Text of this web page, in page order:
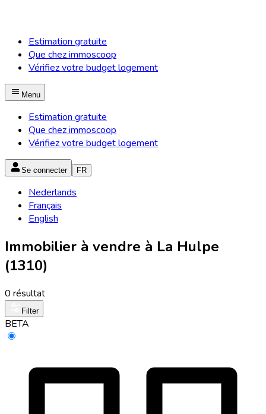
Estimation gratuite
Que chez immoscoop
Vérifiez votre budget logement
Menu
Estimation gratuite
Que chez immoscoop
Vérifiez votre budget logement
Se connecter FR
Nederlands
Français
English
Immobilier à vendre à La Hulpe
(1310)
0 résultat
Filter
BETA